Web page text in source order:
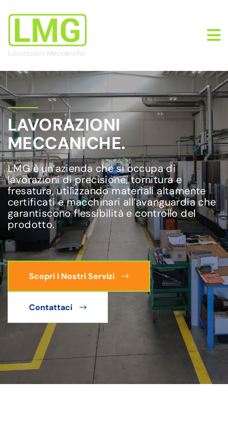
LAVORAZIONI
MECCANICHE.
LMG è un’azienda che si occupa di
lavorazioni di precisione, tornitura e
fresatura, utilizzando materiali altamente
certificati e macchinari all’avanguardia che
garantiscono flessibilità e controllo del
prodotto.
Scopri I Nostri Servizi
Contattaci